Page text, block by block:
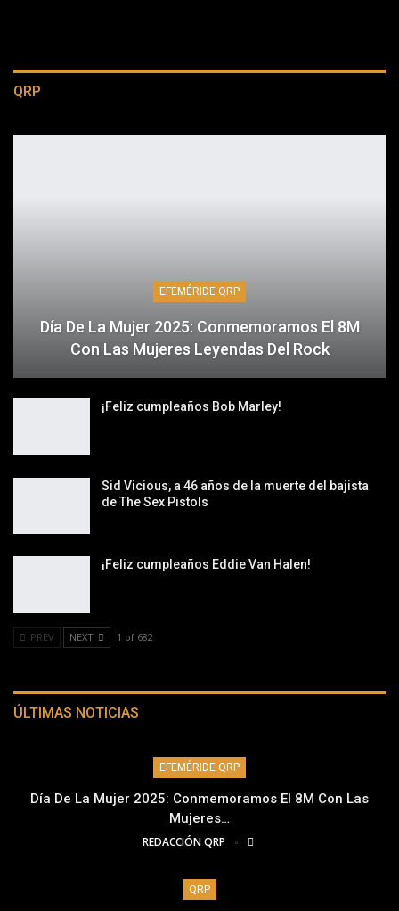
QRP
EFEMÉRIDE QRP
Día De La Mujer 2025: Conmemoramos El 8M
Con Las Mujeres Leyendas Del Rock
¡Feliz cumpleaños Bob Marley!
Sid Vicious, a 46 años de la muerte del bajista
de The Sex Pistols
¡Feliz cumpleaños Eddie Van Halen!
PREV NEXT 1 of 682
ÚLTIMAS NOTICIAS
EFEMÉRIDE QRP
Día De La Mujer 2025: Conmemoramos El 8M Con Las
Mujeres…
REDACCIÓN QRP
QRP